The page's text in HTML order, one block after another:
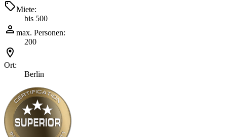
Miete:
bis 500
max. Personen:
200
Ort:
Berlin